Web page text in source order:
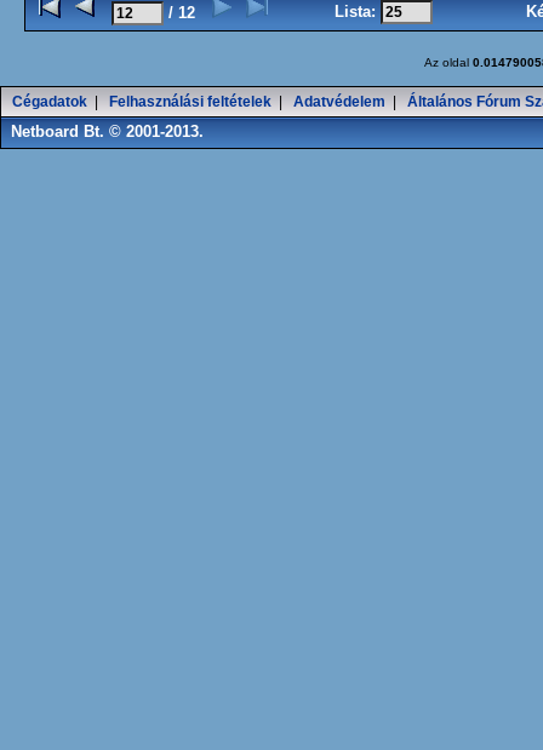
/ 12 Lista:
Az oldal
Cégadatok Felhasználási feltételek Adatvédelem Általános Fórum
Netboard Bt. © 2001-2013.